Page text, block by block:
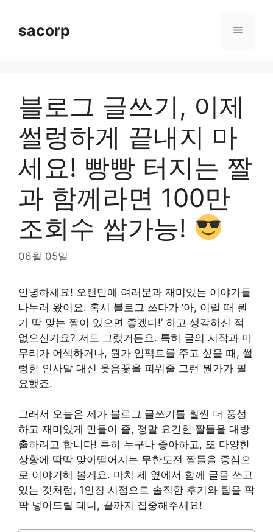
contentsacorp Menu
블로그 글쓰기, 이제
썰렁하게 끝내지 마
세요! 빵빵 터지는 짤
과 함께라면 100만
조회수 쌉가능!
06월 05일
안녕하세요! 오랜만에 여러분과 재미있는 이야기를
나누러 왔어요. 혹시 블로그 쓰다가 ‘아, 이럴 때 뭔
가 딱 맞는 짤이 있으면 좋겠다!’ 하고 생각하신 적
없으신가요? 저도 그랬거든요. 특히 글의 시작과 마
무리가 어색하거나, 뭔가 임팩트를 주고 싶을 때, 썰
렁한 인사말 대신 웃음꽃을 피워줄 그런 뭔가가 필
요했죠.
그래서 오늘은 제가 블로그 글쓰기를 훨씬 더 풍성
하고 재미있게 만들어 줄, 정말 요긴한 짤들을 대방
출하려고 합니다! 특히 누구나 좋아하고, 또 다양한
상황에 딱딱 맞아떨어지는 무한도전 짤들을 중심으
로 이야기해 볼게요. 마치 제 옆에서 함께 글을 쓰고
있는 것처럼, 1인칭 시점으로 솔직한 후기와 팁을 팍
팍 넣어드릴 테니, 끝까지 집중해주세요!